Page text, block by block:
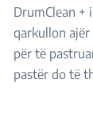
DrumClean +
qarkullon
për të
pastër do të